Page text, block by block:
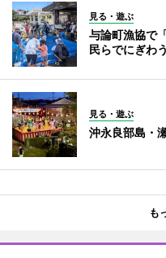
見る・遊ぶ
与論町漁協で
民らでにぎわう
見る・遊ぶ
沖永良部島・
も